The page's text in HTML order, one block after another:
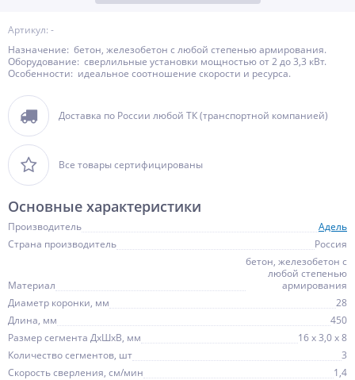
Артикул: -
Назначение: бетон, железобетон с любой степенью армирования.
Оборудование: сверлильные установки мощностью от 2 до 3,3 кВт.
Особенности: идеальное соотношение скорости и ресурса.
Доставка по России любой ТК (транспортной компанией)
Все товары сертифицированы
Основные характеристики
Производитель
Адель
Страна производитель
Россия
Материал
бетон, железобетон с
любой степенью
армирования
Диаметр коронки, мм
28
Длина, мм
450
Размер сегмента ДхШхВ, мм
16 х 3,0 х 8
Количество сегментов, шт
3
Скорость сверления, см/мин
1,4